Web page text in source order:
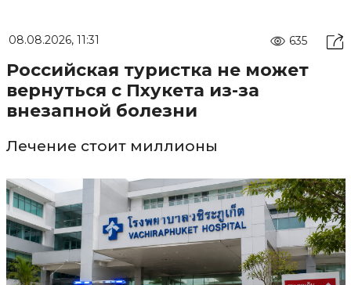
08.08.2026, 11:31 635
Российская туристка не может
вернуться с Пхукета из-за
внезапной болезни
Лечение стоит миллионы